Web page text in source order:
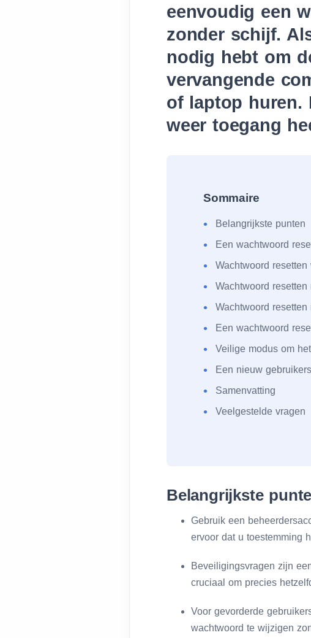
eenvoudig een
zonder schijf.
nodig hebt om
vervangende
of laptop huren.
weer toegang
Sommaire
Belangrijkste punten
Een wachtwoord
Wachtwoord
Wachtwoord
Wachtwoord resetten
Een wachtwoord
Veilige modus om
Een nieuw
Samenvatting
Veelgestelde vragen
Belangrijkste
Gebruik een
ervoor dat u toestemming
Beveiligingsvragen zijn
cruciaal om precies
Voor gevorderde
wachtwoord te wijzigen